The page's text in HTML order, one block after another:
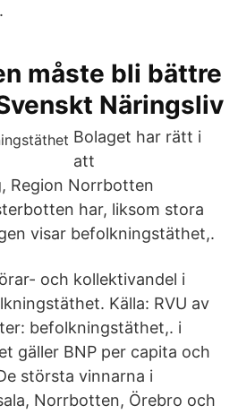
måste bli bättre
Näringsliv
Bolaget har rätt i
att
Region Norrbotten
har, liksom stora
visar befolkningstäthet,.
och kollektivandel i
Källa: RVU av
befolkningstäthet,. i
gäller BNP per capita och
största vinnarna i
Norrbotten, Örebro och